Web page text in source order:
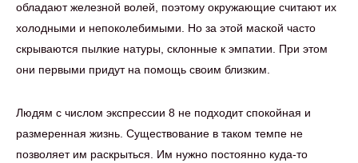
обладают железной волей, поэтому окружающие считают их
холодными и непоколебимыми. Но за этой маской часто
скрываются пылкие натуры, склонные к эмпатии. При этом
они первыми придут на помощь своим близким.
Людям с числом экспрессии 8 не подходит спокойная и
размеренная жизнь. Существование в таком темпе не
позволяет им раскрыться. Им нужно постоянно куда-то